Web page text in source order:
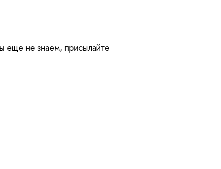
еще не знаем, присылайте